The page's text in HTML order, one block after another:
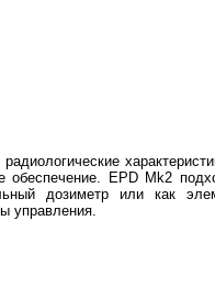
обеспечение. EPD Mk2
дозиметр или как
управления.